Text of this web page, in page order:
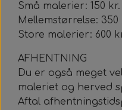
Små malerier: 150 kr.
Mellemstørrelse: 350
Store malerier: 600
AFHENTNING
Du er også meget
maleriet og herved
Aftal